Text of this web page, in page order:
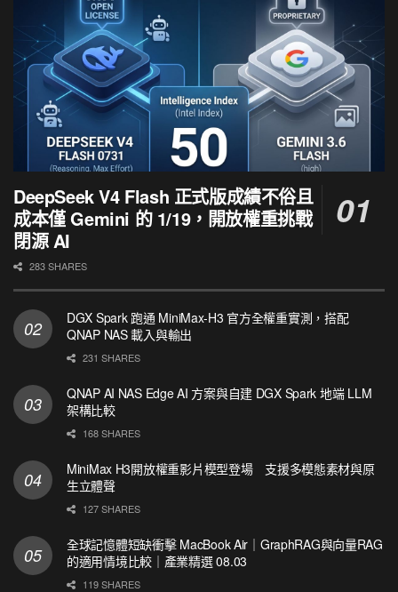
DeepSeek V4 Flash 正式版成績不俗且
成本僅 Gemini 的 1/19，開放權重挑戰
閉源 AI
283 SHARES
DGX Spark 跑通 MiniMax-H3 官方全權重實測，搭配
QNAP NAS 載入與輸出
231 SHARES
QNAP AI NAS Edge AI 方案與自建 DGX Spark 地端 LLM
架構比較
168 SHARES
MiniMax H3開放權重影片模型登場 支援多模態素材與原
生立體聲
127 SHARES
全球記憶體短缺衝擊 MacBook Air｜GraphRAG與向量RAG
的適用情境比較｜產業精選 08.03
119 SHARES